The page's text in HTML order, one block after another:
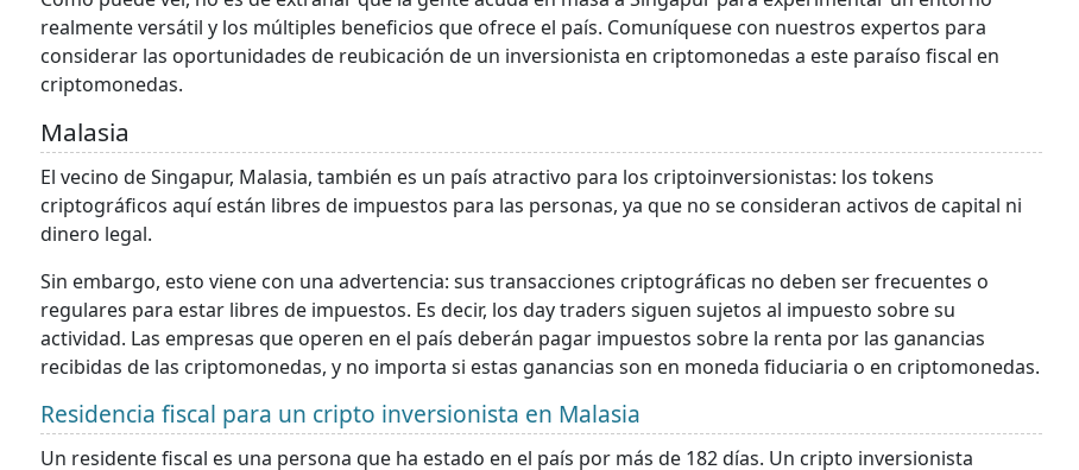
realmente versátil y los múltiples beneficios que ofrece el país. Comuníquese con nuestros expertos para
considerar las oportunidades de reubicación de un inversionista en criptomonedas a este paraíso fiscal en
criptomonedas.
Malasia
El vecino de Singapur, Malasia, también es un país atractivo para los criptoinversionistas: los tokens
criptográficos aquí están libres de impuestos para las personas, ya que no se consideran activos de capital ni
dinero legal.
Sin embargo, esto viene con una advertencia: sus transacciones criptográficas no deben ser frecuentes o
regulares para estar libres de impuestos. Es decir, los day traders siguen sujetos al impuesto sobre su
actividad. Las empresas que operen en el país deberán pagar impuestos sobre la renta por las ganancias
recibidas de las criptomonedas, y no importa si estas ganancias son en moneda fiduciaria o en criptomonedas.
Residencia fiscal para un cripto inversionista en Malasia
Un residente fiscal es una persona que ha estado en el país por más de 182 días. Un cripto inversionista